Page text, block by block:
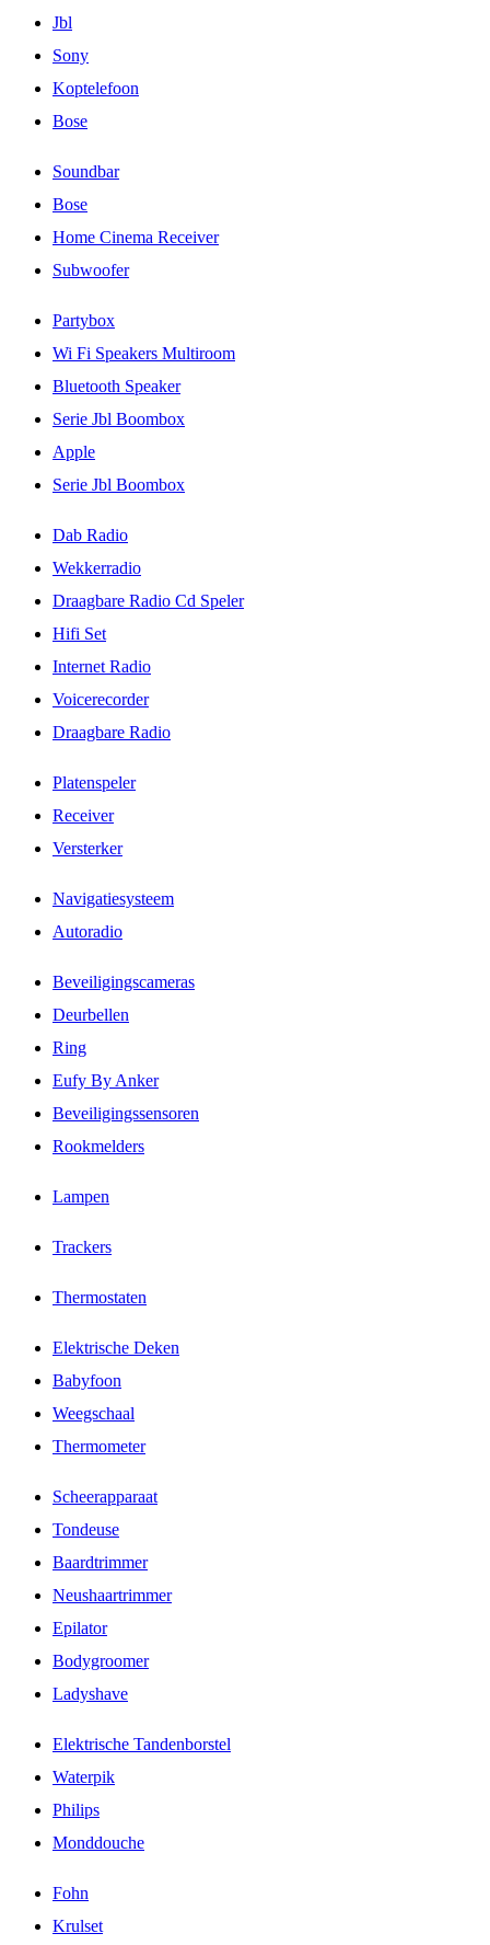
Jbl
Sony
Koptelefoon
Bose
Soundbar
Bose
Home Cinema Receiver
Subwoofer
Partybox
Wi Fi Speakers Multiroom
Bluetooth Speaker
Serie Jbl Boombox
Apple
Serie Jbl Boombox
Dab Radio
Wekkerradio
Draagbare Radio Cd Speler
Hifi Set
Internet Radio
Voicerecorder
Draagbare Radio
Platenspeler
Receiver
Versterker
Navigatiesysteem
Autoradio
Beveiligingscameras
Deurbellen
Ring
Eufy By Anker
Beveiligingssensoren
Rookmelders
Lampen
Trackers
Thermostaten
Elektrische Deken
Babyfoon
Weegschaal
Thermometer
Scheerapparaat
Tondeuse
Baardtrimmer
Neushaartrimmer
Epilator
Bodygroomer
Ladyshave
Elektrische Tandenborstel
Waterpik
Philips
Monddouche
Fohn
Krulset